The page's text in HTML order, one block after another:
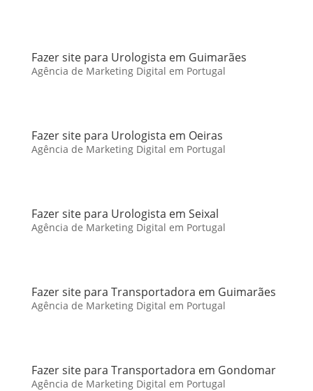
Fazer site para Urologista em Guimarães
Agência de Marketing Digital em Portugal
Fazer site para Urologista em Oeiras
Agência de Marketing Digital em Portugal
Fazer site para Urologista em Seixal
Agência de Marketing Digital em Portugal
Fazer site para Transportadora em Guimarães
Agência de Marketing Digital em Portugal
Fazer site para Transportadora em Gondomar
Agência de Marketing Digital em Portugal